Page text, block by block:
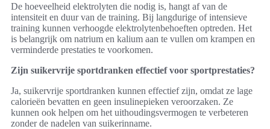
De hoeveelheid elektrolyten die nodig is, hangt af van de
intensiteit en duur van de training. Bij langdurige of intensieve
training kunnen verhoogde elektrolytenbehoeften optreden. Het
is belangrijk om natrium en kalium aan te vullen om krampen en
verminderde prestaties te voorkomen.
Zijn suikervrije sportdranken effectief voor sportprestaties?
Ja, suikervrije sportdranken kunnen effectief zijn, omdat ze lage
calorieën bevatten en geen insulinepieken veroorzaken. Ze
kunnen ook helpen om het uithoudingsvermogen te verbeteren
zonder de nadelen van suikerinname.